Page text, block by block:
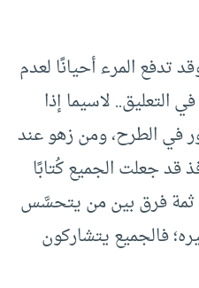
تدفع المرء أحيانًا لعدم
التعليق.. لاسيما إذا
في الطرح، ومن زهو عند
قد جعلت الجميع كُتابًا
ثمة فرق بين من يتحسَّس
فالجميع يتشاركون